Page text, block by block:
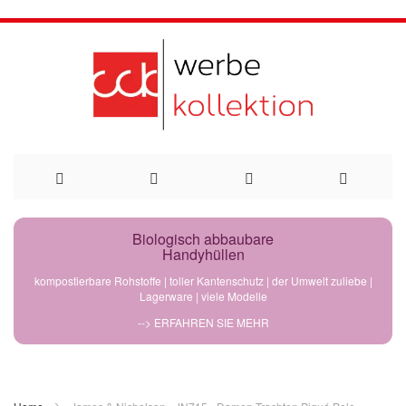
Direkt
Biologisch abbaubare
Handyhüllen
kompostierbare Rohstoffe | toller Kantenschutz | der Umwelt zuliebe |
Lagerware | viele Modelle
--> ERFAHREN SIE MEHR